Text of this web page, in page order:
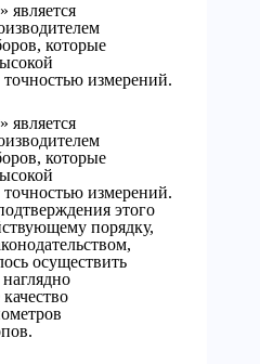
которые
измерений.
которые
измерений.
этого
порядку,
осуществить